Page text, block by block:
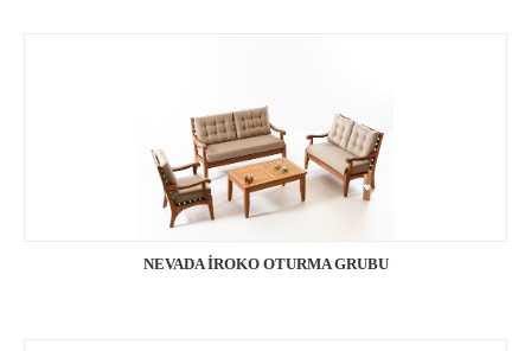
NEVADA İROKO OTURMA GRUBU